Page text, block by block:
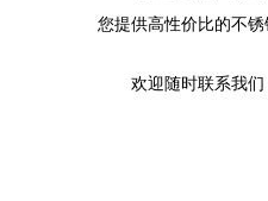
您提供高性价比的不锈
欢迎随时联系我